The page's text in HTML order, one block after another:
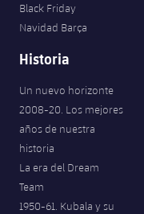
Black Friday
Navidad Barça
Historia
Un nuevo horizonte
2008-20. Los mejores
años de nuestra
historia
La era del Dream
Team
1950-61. Kubala y su